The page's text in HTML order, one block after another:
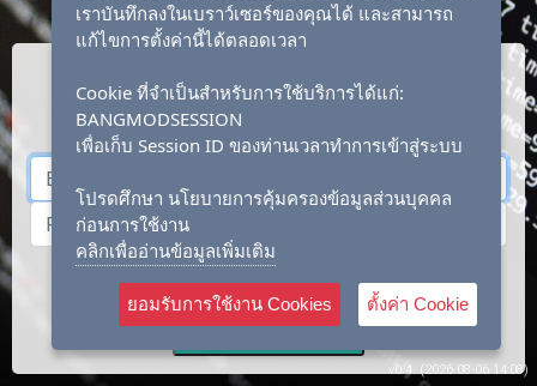
เราบันทึกลงในเบราว์เซอร์ของคุณได้ และสามารถ
แก้ไขการตั้งค่านี้ได้ตลอดเวลา
Cookie ที่จำเป็นสำหรับการใช้บริการได้แก่:
BANGMODSESSION
เพื่อเก็บ Session ID ของท่านเวลาทำการเข้าสู่ระบบ
โปรดศึกษา นโยบายการคุ้มครองข้อมูลส่วนบุคคล
ก่อนการใช้งาน
คลิกเพื่ออ่านข้อมูลเพิ่มเติม
ยอมรับการใช้งาน Cookies ตั้งค่า Cookie
Login Forgot ? Create Account
v0.4. (2026-08-06 14:08)